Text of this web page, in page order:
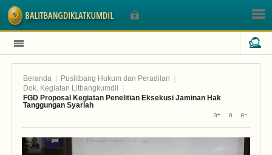
Beranda Puslitbang Hukum dan Peradilan
Dok. Kegiatan Litbangkumdil
FGD Proposal Kegiatan Penelitian Eksekusi Jaminan Hak
Tanggungan Syariah
Sign In
Nama Pengguna